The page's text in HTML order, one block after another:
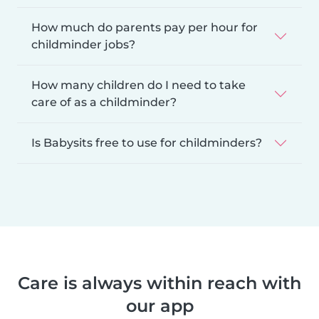
How much do parents pay per hour for
childminder jobs?
How many children do I need to take
care of as a childminder?
Is Babysits free to use for childminders?
Care is always within reach with
our app